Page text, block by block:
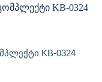
KB-0324